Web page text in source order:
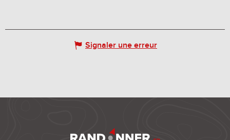
Signaler une erreur